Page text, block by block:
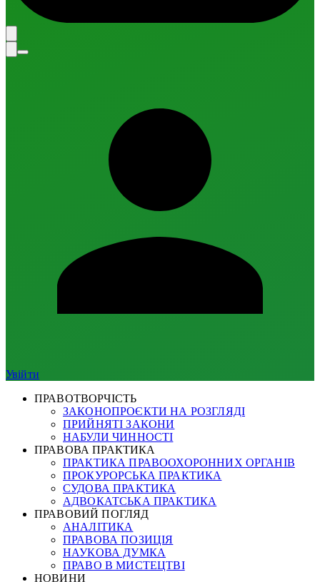
Увійти
ПРАВОТВОРЧІСТЬ
ЗАКОНОПРОЄКТИ НА РОЗГЛЯДІ
ПРИЙНЯТІ ЗАКОНИ
НАБУЛИ ЧИННОСТІ
ПРАВОВА ПРАКТИКА
ПРАКТИКА ПРАВООХОРОННИХ ОРГАНІВ
ПРОКУРОРСЬКА ПРАКТИКА
СУДОВА ПРАКТИКА
АДВОКАТСЬКА ПРАКТИКА
ПРАВОВИЙ ПОГЛЯД
АНАЛІТИКА
ПРАВОВА ПОЗИЦІЯ
НАУКОВА ДУМКА
ПРАВО В МИСТЕЦТВІ
НОВИНИ